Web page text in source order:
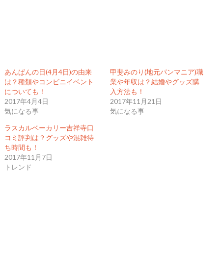
あんぱんの日(4月4日)の由来
は？種類やコンビニイベント
についても！
2017年4月4日
気になる事
甲斐みのり(地元パンマニア)職
業や年収は？結婚やグッズ購
入方法も！
2017年11月21日
気になる事
ラスカルベーカリー吉祥寺口
コミ評判は？グッズや混雑待
ち時間も！
2017年11月7日
トレンド